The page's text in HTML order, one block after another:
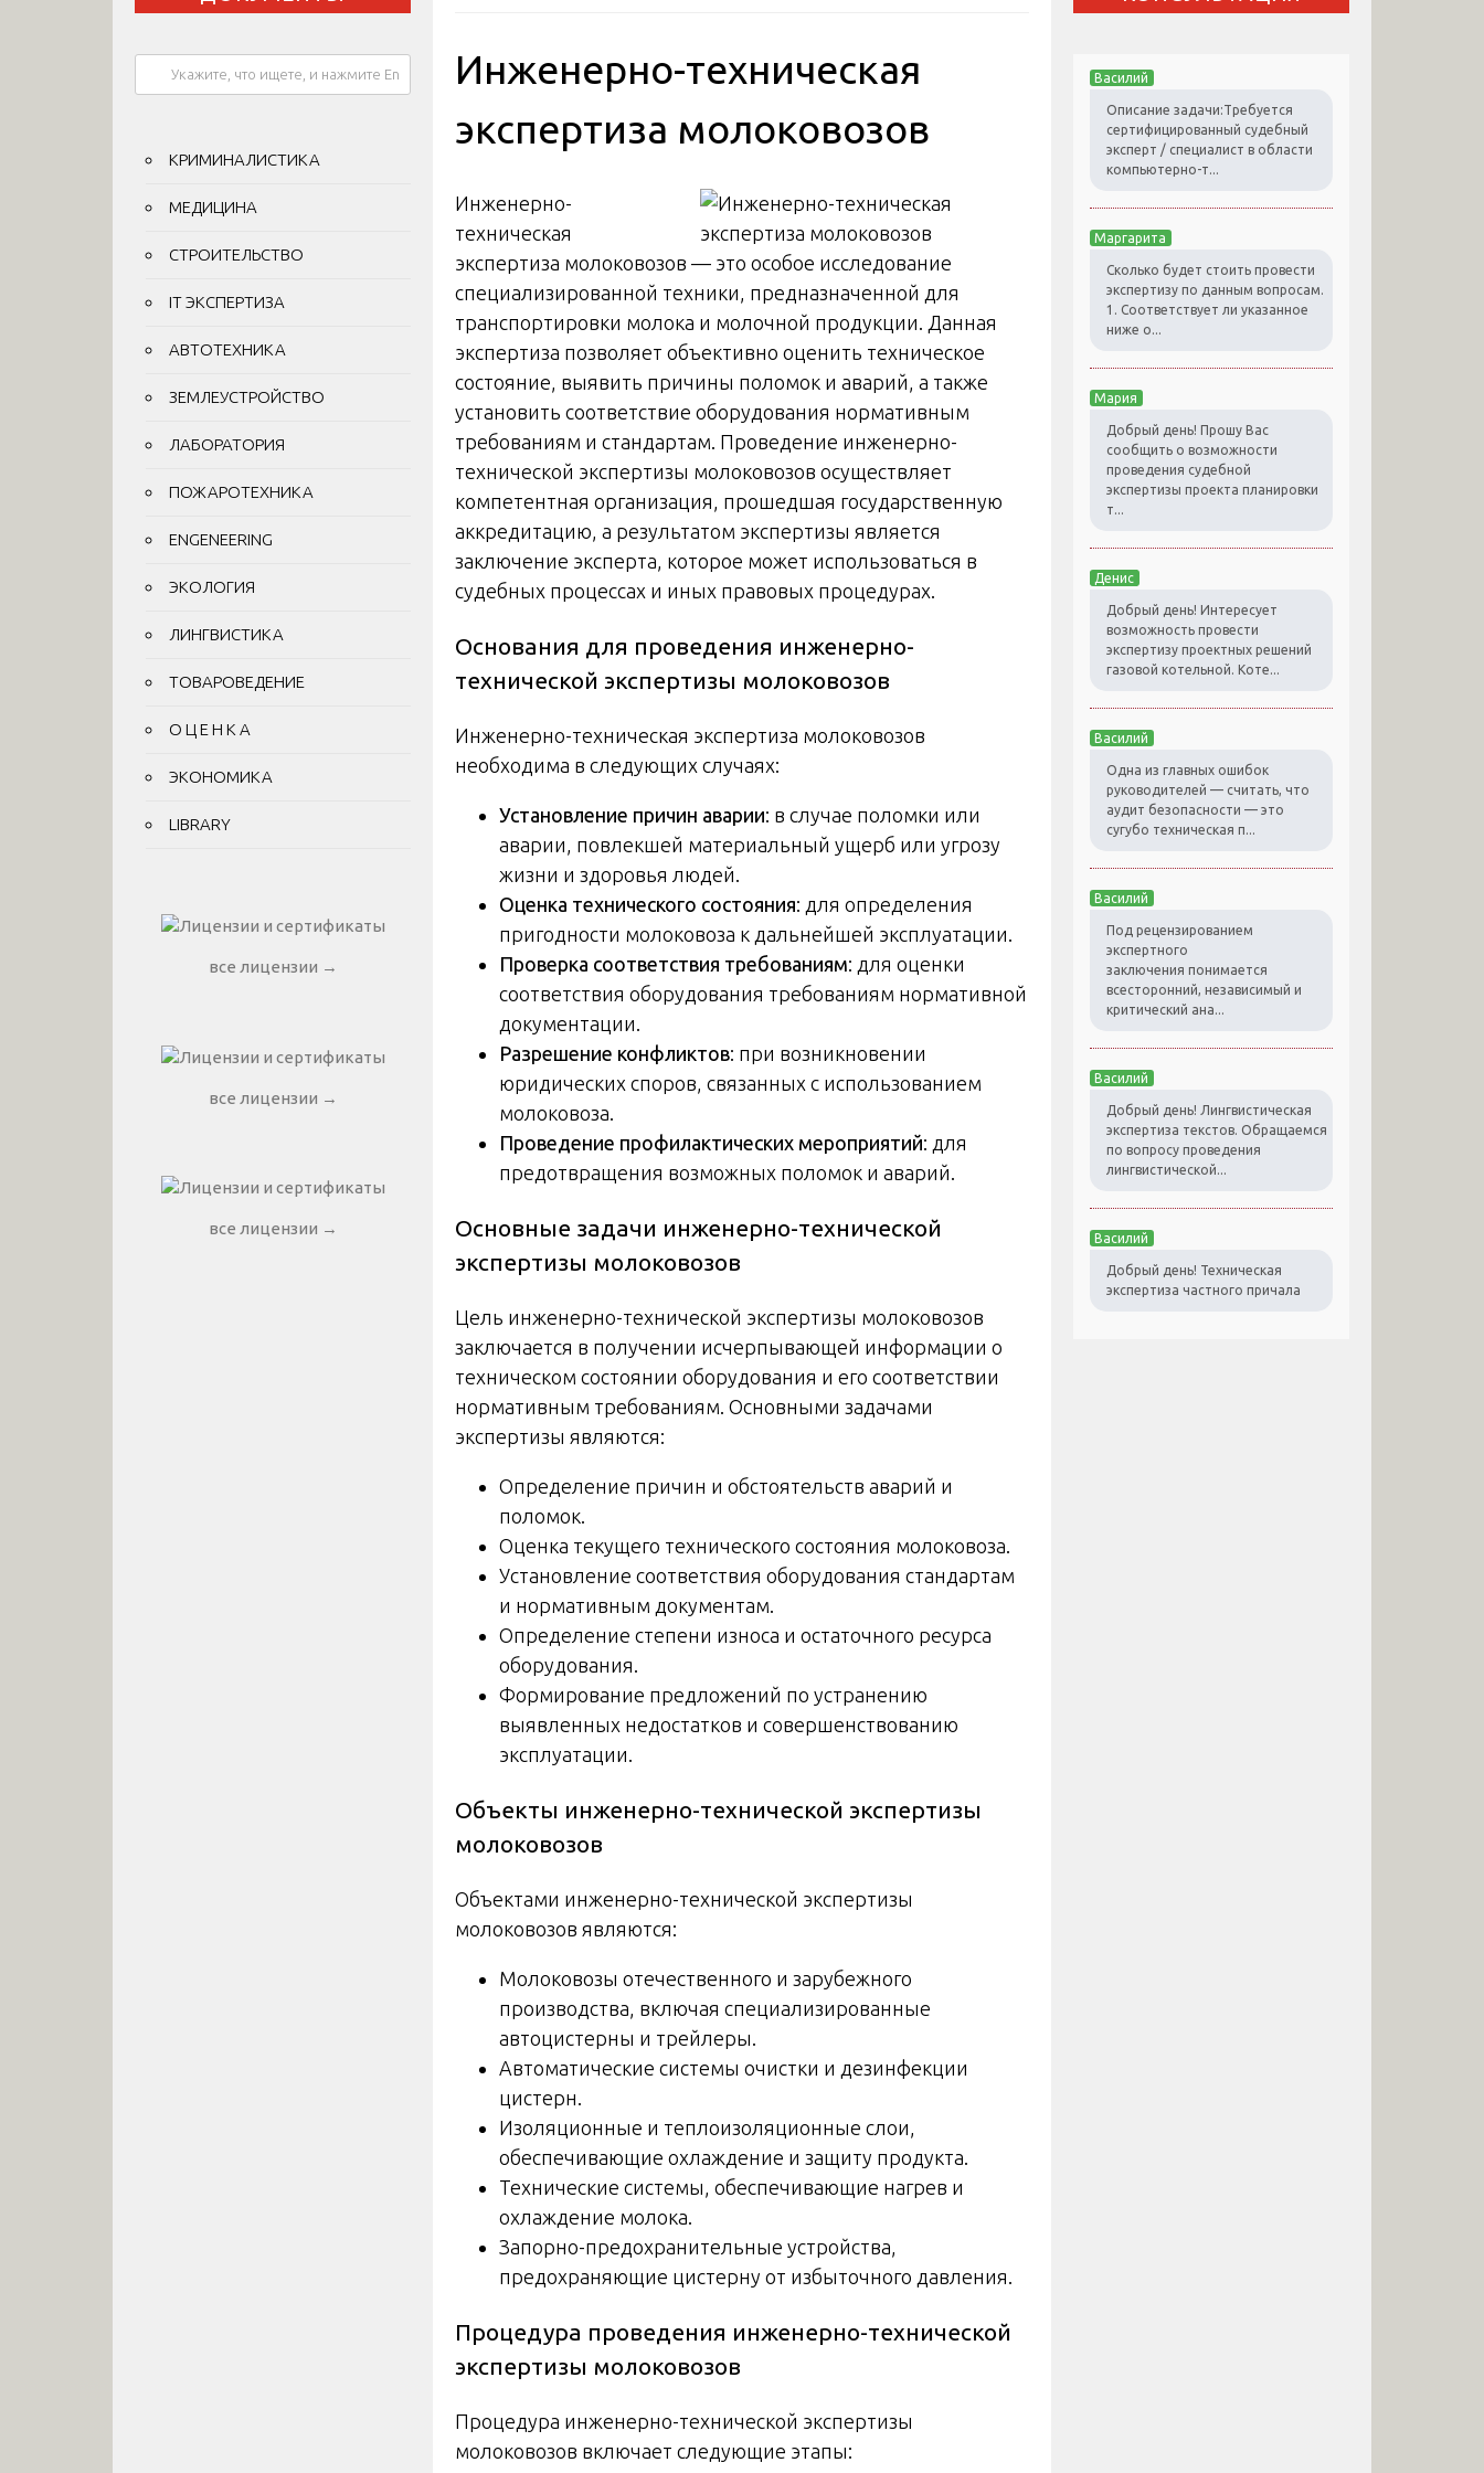
Инженерно-техническая
экспертиза молоковозов
Инженерно-
техническая
экспертиза молоковозов — это особое исследование
специализированной техники, предназначенной для
транспортировки молока и молочной продукции. Данная
экспертиза позволяет объективно оценить техническое
состояние, выявить причины поломок и аварий, а также
установить соответствие оборудования нормативным
требованиям и стандартам. Проведение инженерно-
технической экспертизы молоковозов осуществляет
компетентная организация, прошедшая государственную
аккредитацию, а результатом экспертизы является
заключение эксперта, которое может использоваться в
судебных процессах и иных правовых процедурах.
Основания для проведения инженерно-
технической экспертизы молоковозов
Инженерно-техническая экспертиза молоковозов
необходима в следующих случаях:
Установление причин аварии: в случае поломки или
аварии, повлекшей материальный ущерб или угрозу
жизни и здоровья людей.
Оценка технического состояния: для определения
пригодности молоковоза к дальнейшей эксплуатации.
Проверка соответствия требованиям: для оценки
соответствия оборудования требованиям нормативной
документации.
Разрешение конфликтов: при возникновении
юридических споров, связанных с использованием
молоковоза.
Проведение профилактических мероприятий: для
предотвращения возможных поломок и аварий.
Основные задачи инженерно-технической
экспертизы молоковозов
Цель инженерно-технической экспертизы молоковозов
заключается в получении исчерпывающей информации о
техническом состоянии оборудования и его соответствии
нормативным требованиям. Основными задачами
экспертизы являются:
Определение причин и обстоятельств аварий и
поломок.
Оценка текущего технического состояния молоковоза.
Установление соответствия оборудования стандартам
и нормативным документам.
Определение степени износа и остаточного ресурса
оборудования.
Формирование предложений по устранению
выявленных недостатков и совершенствованию
эксплуатации.
Объекты инженерно-технической экспертизы
молоковозов
Объектами инженерно-технической экспертизы
молоковозов являются:
Молоковозы отечественного и зарубежного
производства, включая специализированные
автоцистерны и трейлеры.
Автоматические системы очистки и дезинфекции
цистерн.
Изоляционные и теплоизоляционные слои,
обеспечивающие охлаждение и защиту продукта.
Технические системы, обеспечивающие нагрев и
охлаждение молока.
Запорно-предохранительные устройства,
предохраняющие цистерну от избыточного давления.
Процедура проведения инженерно-технической
экспертизы молоковозов
Процедура инженерно-технической экспертизы
молоковозов включает следующие этапы:
КРИМИНАЛИСТИКА
МЕДИЦИНА
СТРОИТЕЛЬСТВО
IT ЭКСПЕРТИЗА
АВТОТЕХНИКА
ЗЕМЛЕУСТРОЙСТВО
ЛАБОРАТОРИЯ
ПОЖАРОТЕХНИКА
ENGENEERING
ЭКОЛОГИЯ
ЛИНГВИСТИКА
ТОВАРОВЕДЕНИЕ
О Ц Е Н К А
ЭКОНОМИКА
LIBRARY
все лицензии →
все лицензии →
все лицензии →
Василий
Описание задачи:Требуется
сертифицированный судебный
эксперт / специалист в области
компьютерно-т...
Маргарита
Сколько будет стоить провести
экспертизу по данным вопросам.
1. Соответствует ли указанное
ниже о...
Мария
Добрый день! Прошу Вас
сообщить о возможности
проведения судебной
экспертизы проекта планировки
т...
Денис
Добрый день! Интересует
возможность провести
экспертизу проектных решений
газовой котельной. Коте...
Василий
Одна из главных ошибок
руководителей — считать, что
аудит безопасности — это
сугубо техническая п...
Василий
Под рецензированием
экспертного
заключения понимается
всесторонний, независимый и
критический ана...
Василий
Добрый день! Лингвистическая
экспертиза текстов. Обращаемся
по вопросу проведения
лингвистической...
Василий
Добрый день! Техническая
экспертиза частного причала